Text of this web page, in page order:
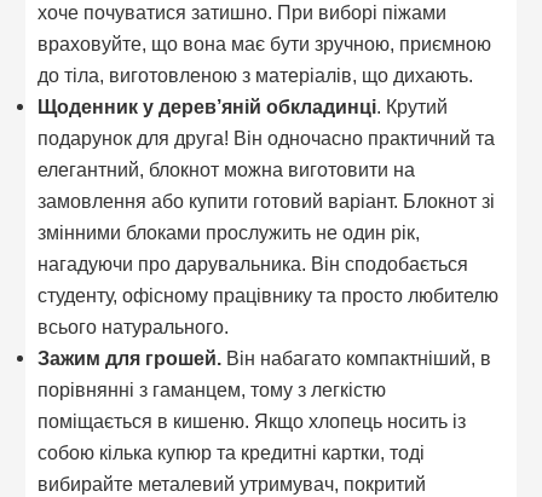
хоче почуватися затишно. При виборі піжами
враховуйте, що вона має бути зручною, приємною
до тіла, виготовленою з матеріалів, що дихають.
Щоденник у дерев’яній обкладинці. Крутий
подарунок для друга! Він одночасно практичний та
елегантний, блокнот можна виготовити на
замовлення або купити готовий варіант. Блокнот зі
змінними блоками прослужить не один рік,
нагадуючи про дарувальника. Він сподобається
студенту, офісному працівнику та просто любителю
всього натурального.
Зажим для грошей. Він набагато компактніший, в
порівнянні з гаманцем, тому з легкістю
поміщається в кишеню. Якщо хлопець носить із
собою кілька купюр та кредитні картки, тоді
вибирайте металевий утримувач, покритий